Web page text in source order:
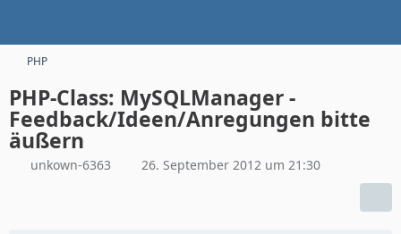
PHP
PHP-Class: MySQLManager -
Feedback/Ideen/Anregungen bitte
äußern
unkown-6363 26. September 2012 um 21:30